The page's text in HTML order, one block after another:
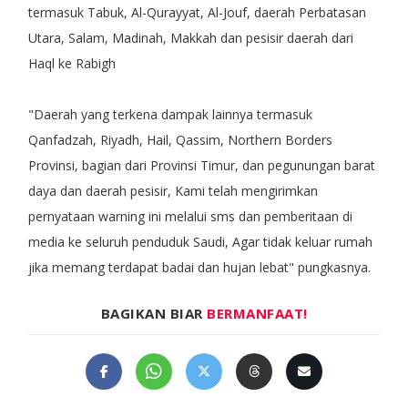
termasuk Tabuk, Al-Qurayyat, Al-Jouf, daerah Perbatasan
Utara, Salam, Madinah, Makkah dan pesisir daerah dari
Haql ke Rabigh
"Daerah yang terkena dampak lainnya termasuk
Qanfadzah, Riyadh, Hail, Qassim, Northern Borders
Provinsi, bagian dari Provinsi Timur, dan pegunungan barat
daya dan daerah pesisir, Kami telah mengirimkan
pernyataan warning ini melalui sms dan pemberitaan di
media ke seluruh penduduk Saudi, Agar tidak keluar rumah
jika memang terdapat badai dan hujan lebat" pungkasnya.
BAGIKAN BIAR BERMANFAAT!